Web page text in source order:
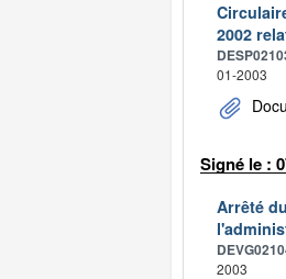
2002
01-2003
Signé le :
Arrêté
2003